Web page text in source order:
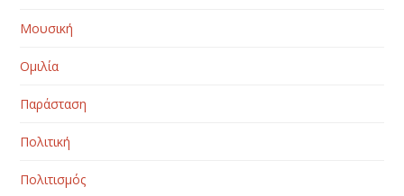
Μουσική
Ομιλία
Παράσταση
Πολιτική
Πολιτισμός